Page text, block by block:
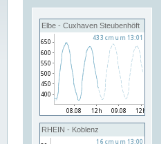
Elbe - Cuxhaven Steubenhöft
RHEIN - Koblenz